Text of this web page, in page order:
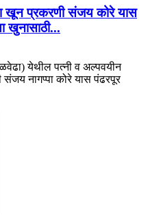
खून प्रकरणी संजय कोरे यास
खुनासाठी...
येथील पत्नी व अल्पवयीन
नागप्पा कोरे यास पंढरपूर